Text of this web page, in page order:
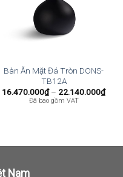
Bàn Ăn Mặt Đá Tròn DONS-
TB12A
16.470.000₫ – 22.140.000₫
giá:
Đã bao gồm VAT
Nam